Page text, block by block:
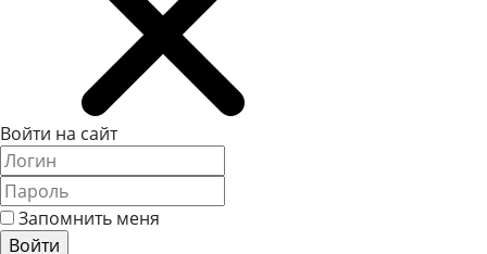
Войти на сайт
Запомнить меня